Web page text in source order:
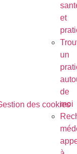
et
un
de
moi
des cookies